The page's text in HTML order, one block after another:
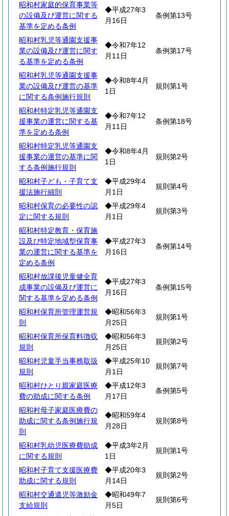
昭和村家庭的保育事業等
の設備及び運営に関する
基準を定める条例
◆平成27年3
月16日
条例第13号
昭和村乳児等通園支援事
業の設備及び運営に関す
る基準を定める条例
◆令和7年12
月11日
条例第17号
昭和村乳児等通園支援事
業の設備及び運営の基準
に関する条例施行規則
◆令和8年4月
1日
規則第1号
昭和村特定乳児等通園支
援事業の運営に関する基
準を定める条例
◆令和7年12
月11日
条例第18号
昭和村特定乳児等通園支
援事業の運営の基準に関
する条例施行規則
◆令和8年4月
1日
規則第2号
昭和村子ども・子育て支
援法施行細則
◆平成29年4
月1日
規則第4号
昭和村保育の必要性の認
定に関する規則
◆平成29年4
月1日
規則第3号
昭和村特定教育・保育施
設及び特定地域型保育事
業の運営に関する基準を
定める条例
◆平成27年3
月16日
条例第14号
昭和村放課後児童健全育
成事業の設備及び運営に
関する基準を定める条例
◆平成27年3
月16日
条例第15号
昭和村保育所管理運営規
則
◆昭和56年3
月25日
規則第1号
昭和村保育所保育料徴収
規則
◆昭和56年3
月25日
規則第2号
昭和村児童手当事務取扱
規則
◆平成25年10
月1日
規則第7号
昭和村ひとり親家庭医療
費の助成に関する条例
◆平成12年3
月17日
条例第5号
昭和村母子家庭医療費の
助成に関する条例施行規
則
◆昭和59年4
月28日
規則第8号
昭和村乳幼児医療費助成
に関する規則
◆平成3年2月
1日
規則第1号
昭和村子育て支援医療費
助成に関する規則
◆平成20年3
月14日
規則第2号
昭和村交通遺児等激励金
支給規則
◆昭和49年7
月5日
規則第6号